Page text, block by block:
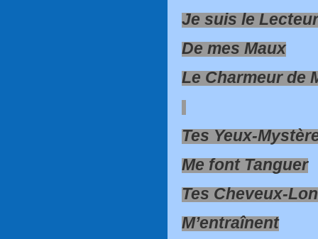
Je suis le Lecteur
De mes Maux
Le Charmeur de
Tes Yeux-
Me font Tanguer
Tes Cheveux-
M’entraînent